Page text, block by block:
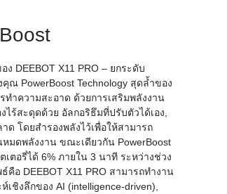
DEEBOT X11 PRO – ยกระดับ
PowerBoost Technology สุดล้ำของ
ทำความสะอาด ด้วยการเสริมพลังงาน
ร้สะดุดด้วย อัลกอริธึมที่ปรับตัวได้เอง,
โดยสำรองพลังไว้เพื่อให้สามารถ
มดพลังงาน ขณะเดียวกัน PowerBoost
ตอรี่ได้ 6% ภายใน 3 นาที ระหว่างช่วง
อ DEEBOT X11 PRO สามารถทำงาน
เชิงลึกของ AI (intelligence-driven),